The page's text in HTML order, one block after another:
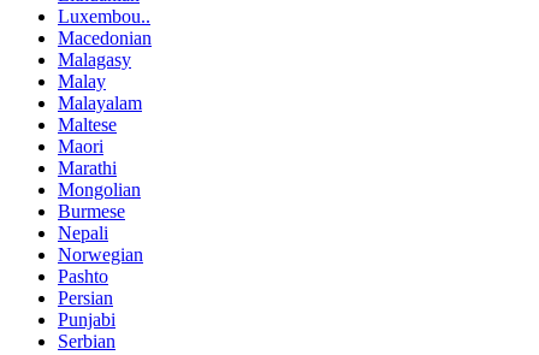
Luxembou..
Macedonian
Malagasy
Malay
Malayalam
Maltese
Maori
Marathi
Mongolian
Burmese
Nepali
Norwegian
Pashto
Persian
Punjabi
Serbian